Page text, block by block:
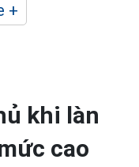
+
khi làn
cao